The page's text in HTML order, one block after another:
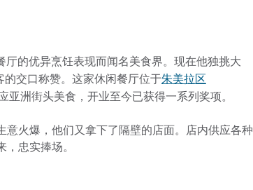
厅的优异烹饪表现而闻名美食界。现在他独挑大
的交口称赞。这家休闲餐厅位于朱美拉区
亚洲街头美食，开业至今已获得一系列奖项。
火爆，他们又拿下了隔壁的店面。店内供应各种
忠实捧场。